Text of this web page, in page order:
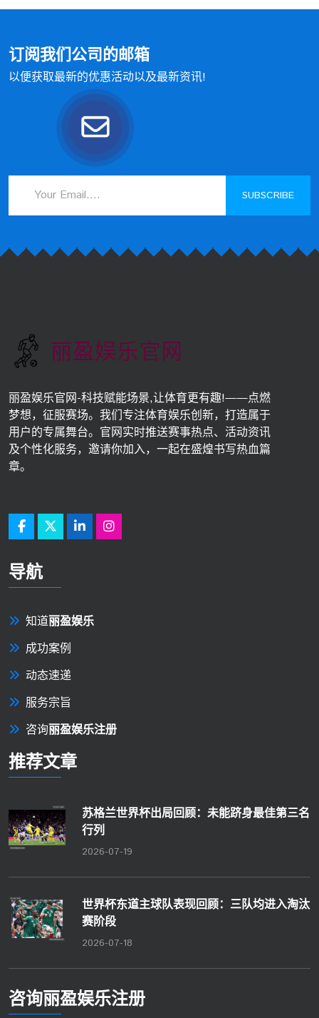
订阅我们公司的邮箱
以便获取最新的优惠活动以及最新资讯!
SUBSCRIBE
丽盈娱乐官网-科技赋能场景,让体育更有趣!——点燃
梦想，征服赛场。我们专注体育娱乐创新，打造属于
用户的专属舞台。官网实时推送赛事热点、活动资讯
及个性化服务，邀请你加入，一起在盛煌书写热血篇
章。
导航
知道丽盈娱乐
成功案例
动态速递
服务宗旨
咨询丽盈娱乐注册
推荐文章
苏格兰世界杯出局回顾：未能跻身最佳第三名
行列
2026-07-19
世界杯东道主球队表现回顾：三队均进入淘汰
赛阶段
2026-07-18
咨询丽盈娱乐注册